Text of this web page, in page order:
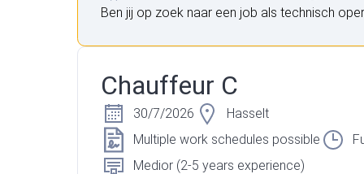
Ben jij op zoek naar een job als technisch
de slag te gaan? Lees dan vooral verder!
sportvoeding, zijn wij op zoek naar een
or voor verschillende afdelingen. Werk jij graag
oductieomgeving en hebt jij technische kennis?
n zeker verder!
Chauffeur C
30/7/2026
Hasselt
Multiple work schedules possible
Medior (2-5 years experience)